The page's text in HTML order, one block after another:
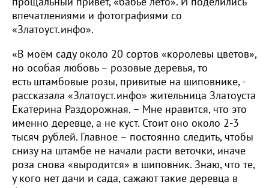
впечатлениями и фотографиями со
«Златоуст.инфо».
«В моём саду около 20 сортов «королевы цветов»,
но особая любовь – розовые деревья, то
есть штамбовые розы, привитые на шиповнике, -
рассказала «Златоуст.инфо» жительница Златоуста
Екатерина Раздорожная. – Мне нравится, что это
именно деревце, а не куст. Стоит оно около 2-3
тысяч рублей. Главное – постоянно следить, чтобы
снизу на штамбе не начали расти веточки, иначе
роза снова «выродится» в шиповник. Знаю, что те,
у кого нет дачи и сада, сажают такие деревца в